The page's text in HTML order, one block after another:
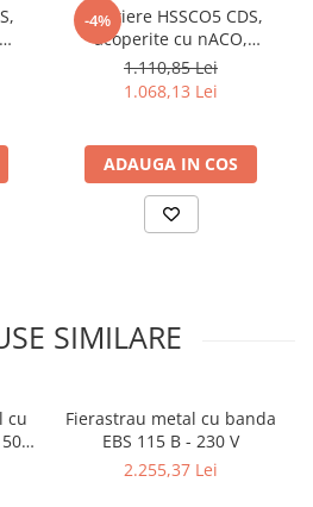
-4%
Carotiere HSSCO5 CDS,
acoperite cu nACO,
14/18/22 mm, adancime de
gaurire 50 mm, set de 5
1.110,85 Lei
1.068,13 Lei
ADAUGA IN COS
SIMILARE
cu
Fierastrau metal cu banda
EBS 115 B - 230 V
2.255,37 Lei